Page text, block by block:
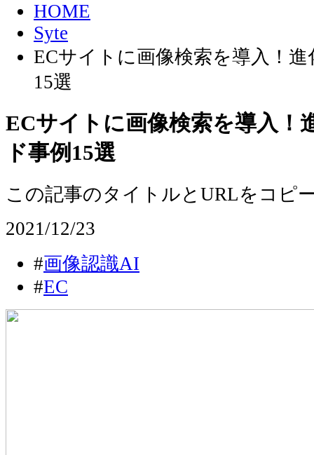
HOME
Syte
ECサイトに画像検索を導入！
15選
ECサイトに画像検索を導入！
ド事例15選
この記事のタイトルとURLをコピ
2021/12/23
#画像認識AI
#EC